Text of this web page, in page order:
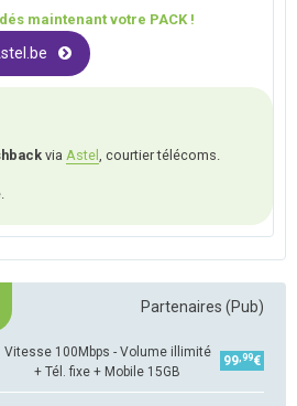
maintenant votre PACK !
via Astel , courtier télécoms.
Partenaires (Pub)
Vitesse 100Mbps - Volume illimité
+ Tél. fixe + Mobile 15GB
99 ,99€